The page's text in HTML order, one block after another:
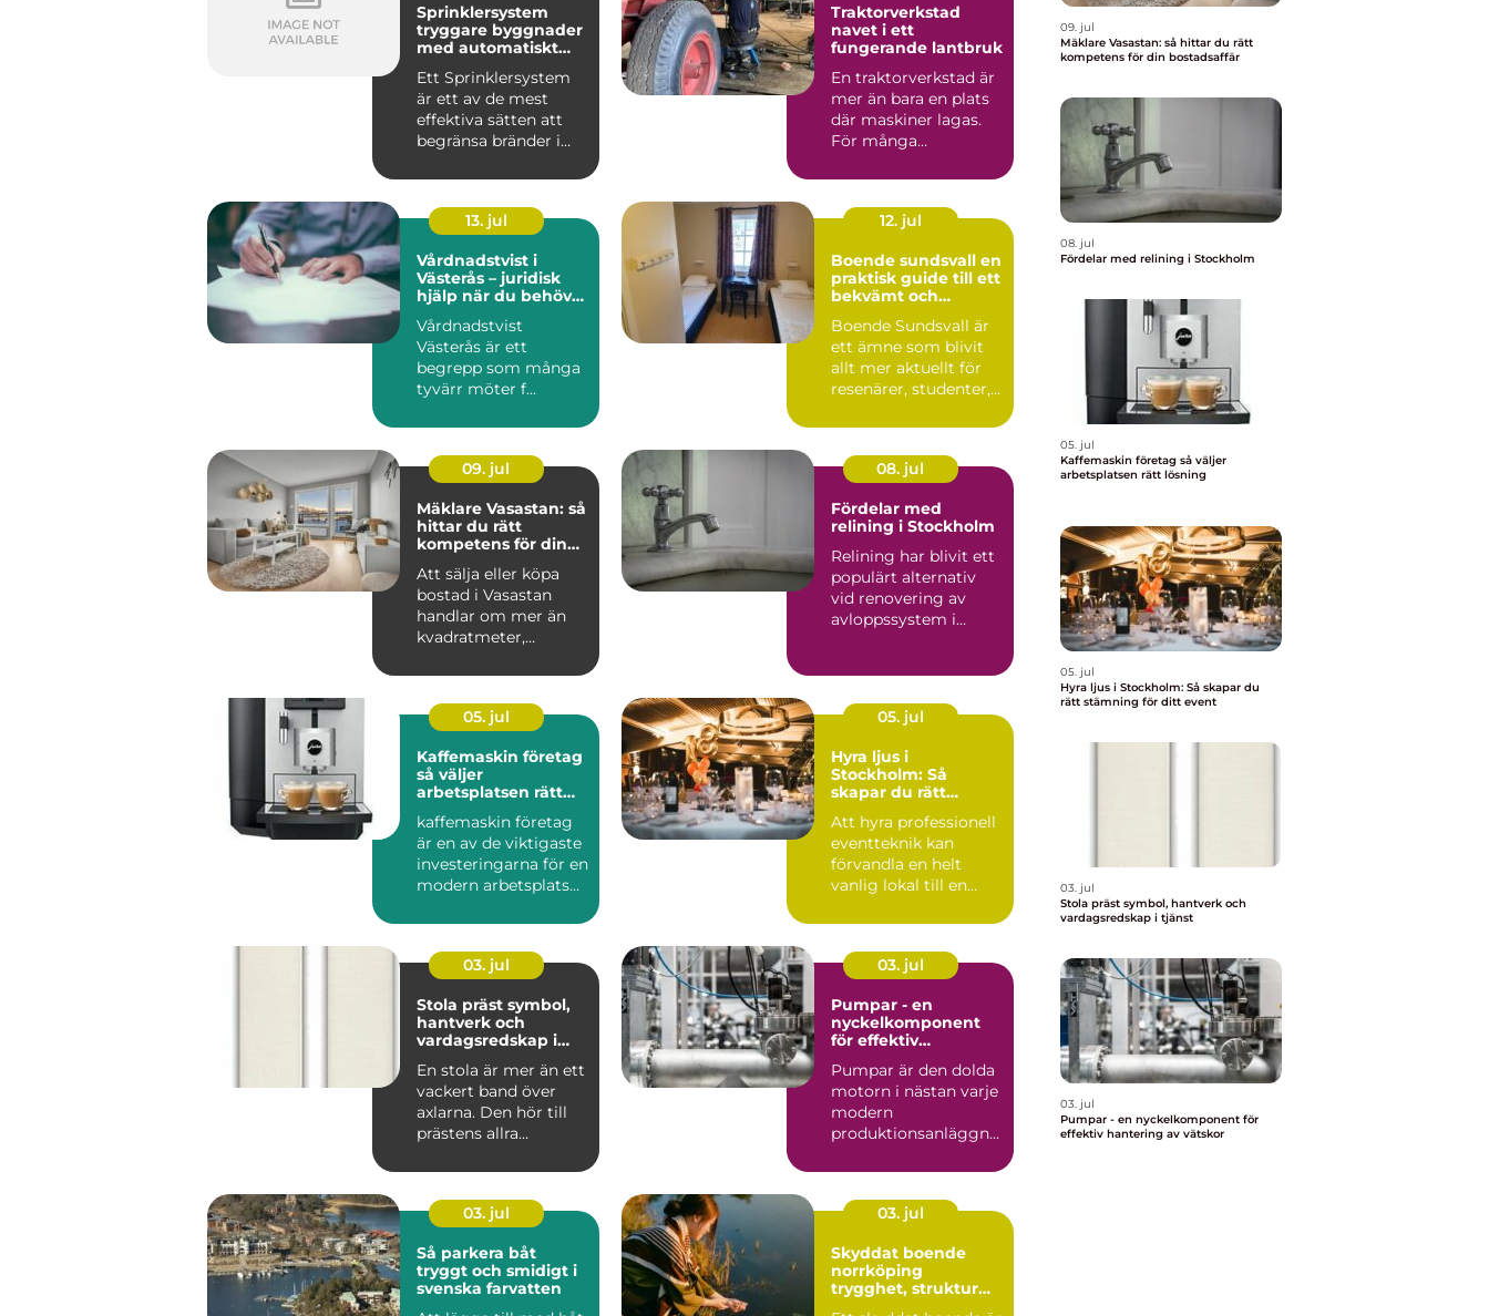
Sprinklersystem
tryggare byggnader
med automatiskt
Ett Sprinklersystem
är ett av de mest
effektiva sätten att
begränsa bränder i
up...
Traktorverkstad
navet i ett
fungerande lantbruk
En traktorverkstad är
mer än bara en plats
där maskiner lagas.
För många
hjärtat ...
13. jul
Vårdnadstvist i
Västerås – juridisk
hjälp när du behöver
Vårdnadstvist
Västerås är ett
begrepp som många
tyvärr möter f...
12. jul
Boende sundsvall en
praktisk guide till ett
bekvämt och
Boende Sundsvall är
ett ämne som blivit
allt mer aktuellt för
resenärer, studenter,
09. jul
Mäklare Vasastan: så
hittar du rätt
kompetens för din
Att sälja eller köpa
bostad i Vasastan
handlar om mer än
kvadratmeter,
08. jul
Fördelar med
relining i Stockholm
Relining har blivit ett
populärt alternativ
vid renovering av
avloppssystem i
05. jul
Kaffemaskin företag
så väljer
arbetsplatsen rätt
kaffemaskin företag
är en av de viktigaste
investeringarna för en
modern arbetsplats
05. jul
Hyra ljus i
Stockholm: Så
skapar du rätt
event
Att hyra professionell
eventteknik kan
förvandla en helt
vanlig lokal till en
03. jul
Stola präst symbol,
hantverk och
vardagsredskap i
En stola är mer än ett
vackert band över
axlarna. Den hör till
prästens allra
03. jul
Pumpar - en
nyckelkomponent
för effektiv
Pumpar är den dolda
motorn i nästan varje
modern
produktionsanläggni
03. jul
Så parkera båt
tryggt och smidigt i
svenska farvatten
03. jul
Skyddat boende
norrköping
trygghet, struktur
09. jul
Mäklare Vasastan: så hittar du rätt
kompetens för din bostadsaffär
08. jul
Fördelar med relining i Stockholm
05. jul
Kaffemaskin företag så väljer
arbetsplatsen rätt lösning
05. jul
Hyra ljus i Stockholm: Så skapar du
rätt stämning för ditt event
03. jul
Stola präst symbol, hantverk och
vardagsredskap i tjänst
03. jul
Pumpar - en nyckelkomponent för
effektiv hantering av vätskor